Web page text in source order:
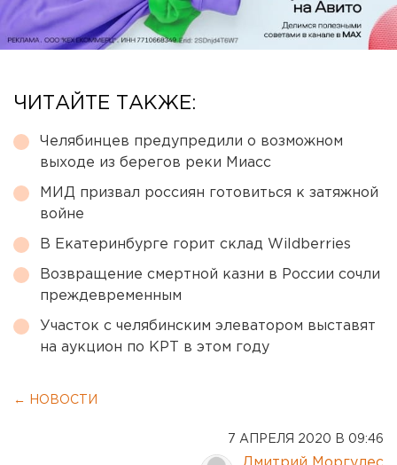
ЧИТАЙТЕ ТАКЖЕ:
Челябинцев предупредили о возможном
выходе из берегов реки Миасс
МИД призвал россиян готовиться к затяжной
войне
В Екатеринбурге горит склад Wildberries
Возвращение смертной казни в России сочли
преждевременным
Участок с челябинским элеватором выставят
на аукцион по КРТ в этом году
← НОВОСТИ
7 АПРЕЛЯ 2020 В 09:46